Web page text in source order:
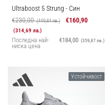
Перфектни
за
играчи,
всички
статии
Ultraboost 5 Strung - Син
€230,00(449,84 лв.) €160,90
(314,69 лв.)
Последна най-
ниска цена
€184,00 (359,87 лв.)
Устойчивост